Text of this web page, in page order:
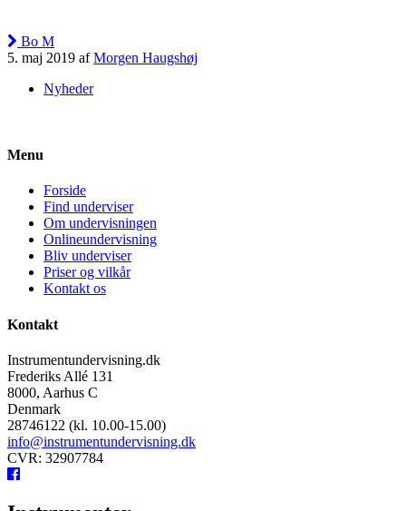
Bo M
5. maj 2019 afMorgen Haugshøj
Nyheder
Menu
Forside
Find underviser
Om undervisningen
Onlineundervisning
Bliv underviser
Priser og vilkår
Kontakt os
Kontakt
Instrumentundervisning.dk
Frederiks Allé 131
8000, Aarhus C
Denmark
28746122 (kl. 10.00-15.00)
info@instrumentundervisning.dk
CVR: 32907784